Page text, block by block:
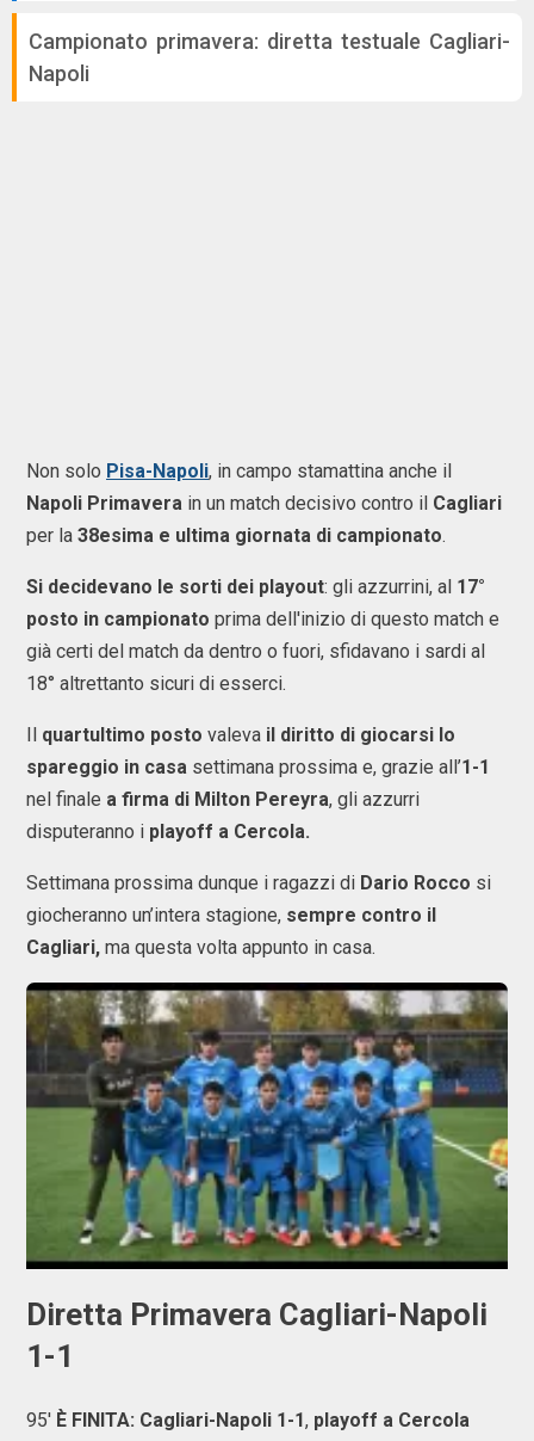
Campionato primavera: diretta testuale Cagliari-
Napoli
Non solo Pisa-Napoli, in campo stamattina anche il
Napoli Primavera in un match decisivo contro il Cagliari
per la 38esima e ultima giornata di campionato.
Si decidevano le sorti dei playout: gli azzurrini, al 17°
posto in campionato prima dell'inizio di questo match e
già certi del match da dentro o fuori, sfidavano i sardi al
18° altrettanto sicuri di esserci.
Il quartultimo posto valeva il diritto di giocarsi lo
spareggio in casa settimana prossima e, grazie all’1-1
nel finale a firma di Milton Pereyra, gli azzurri
disputeranno i playoff a Cercola.
Settimana prossima dunque i ragazzi di Dario Rocco si
giocheranno un’intera stagione, sempre contro il
Cagliari, ma questa volta appunto in casa.
Diretta Primavera Cagliari-Napoli
1-1
95' È FINITA: Cagliari-Napoli 1-1, playoff a Cercola